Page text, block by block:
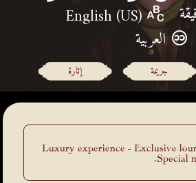
English (US)
العربية
جريمة إثارة
Luxury experience - Exclusive
Special